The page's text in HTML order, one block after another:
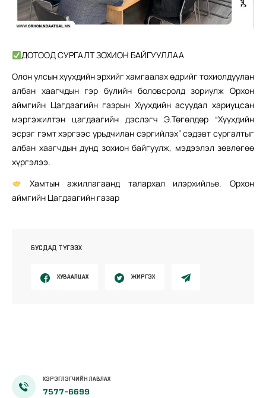
ДОТООД СУРГАЛТ ЗОХИОН БАЙГУУЛЛАА
Олон улсын хүүхдийн эрхийг хамгаалах өдрийг тохиолдуулан
албан хаагчдын гэр бүлийн боловсролд зориулж Орхон
аймгийн Цагдаагийн газрын Хүүхдийн асуудал хариуцсан
мэргэжилтэн цагдаагийн дэслэгч Э.Төгөлдөр “Хүүхдийн
эсрэг гэмт хэргээс урьдчилан сэргийлэх” сэдэвт сургалтыг
албан хаагчдын дунд зохион байгуулж, мэдээлэл зөвлөгөө
хүргэлээ.
Хамтын ажиллагаанд талархал илэрхийлье. Орхон
аймгийн Цагдаагийн газар
БУСДАД ТҮГЭЭХ
ХУВААЛЦАХ ЖИРГЭХ
ХЭРЭГЛЭГЧИЙН ЛАВЛАХ
7577-6699